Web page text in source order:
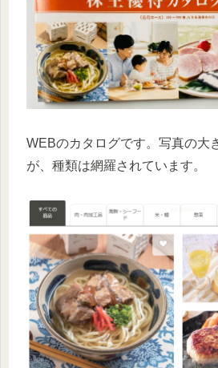
WEBのカタログです。写真の大
が、種類は網羅されています。